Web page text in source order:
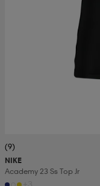
(9)
NIKE
Academy 23 Ss Top Jr